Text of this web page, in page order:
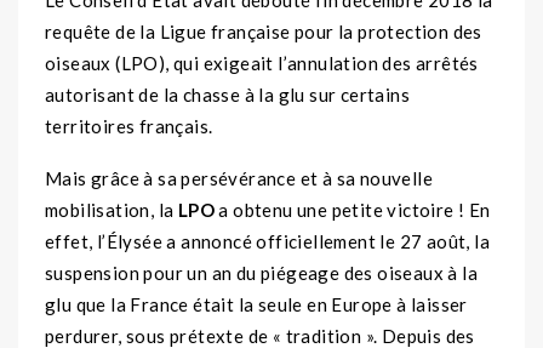
requête de la Ligue française pour la protection des
oiseaux (LPO), qui exigeait l’annulation des arrêtés
autorisant de la chasse à la glu sur certains
territoires français.
Mais grâce à sa persévérance et à sa nouvelle
mobilisation, la LPOa obtenu une petite victoire ! En
effet, l’Élysée a annoncé officiellement le 27 août, la
suspension pour un an du piégeage des oiseaux à la
glu que la France était la seule en Europe à laisser
perdurer, sous prétexte de « tradition ». Depuis des